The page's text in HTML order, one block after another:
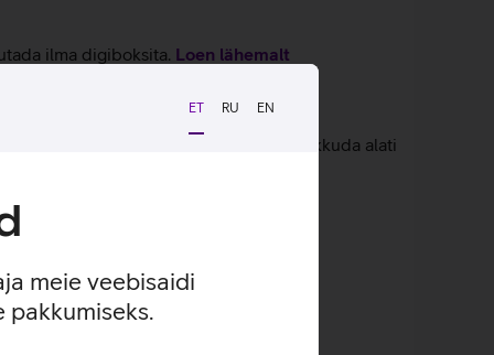
ET RU EN
meie veebisaidi
pakkumiseks.
ilma digiboksita. Loen lähemalt
ja vähendades seda pimedas, et pakkuda alati